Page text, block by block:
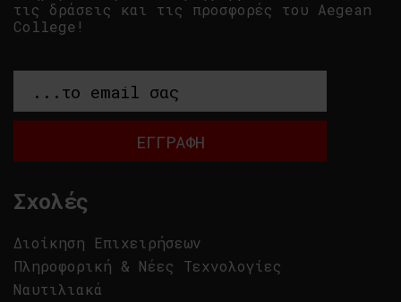
Σχολές
Διοίκηση Επιχειρήσεων
Πληροφορική & Νέες Τεχνολογίες
Ναυτιλιακά
τις δράσεις και τις προσφορές του Aegean
College!